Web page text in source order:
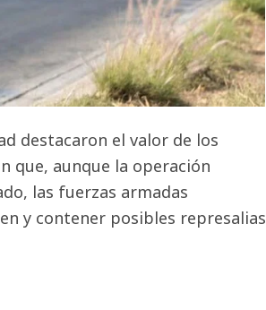
destacaron el valor de los
que, aunque la operación
las fuerzas armadas
y contener posibles represalias